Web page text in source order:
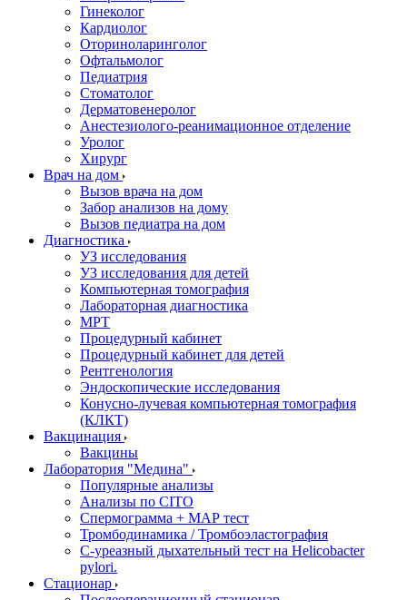
Гинеколог
Кардиолог
Оториноларинголог
Офтальмолог
Педиатрия
Стоматолог
Дерматовенеролог
Анестезиолого-реанимационное отделение
Уролог
Хирург
Врач на дом
Вызов врача на дом
Забор анализов на дому
Вызов педиатра на дом
Диагностика
УЗ исследования
УЗ исследования для детей
Компьютерная томография
Лабораторная диагностика
МРТ
Процедурный кабинет
Процедурный кабинет для детей
Рентгенология
Эндоскопические исследования
Конусно-лучевая компьютерная томография
(КЛКТ)
Вакцинация
Вакцины
Лаборатория "Медина"
Популярные анализы
Анализы по CITO
Спермограмма + МАР тест
Тромбодинамика / Тромбоэластография
С-уреазный дыхательный тест на Helicobacter
pylori.
Стационар